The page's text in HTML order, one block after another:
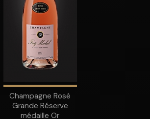
Champagne Rosé
Grande Réserve
médaille Or